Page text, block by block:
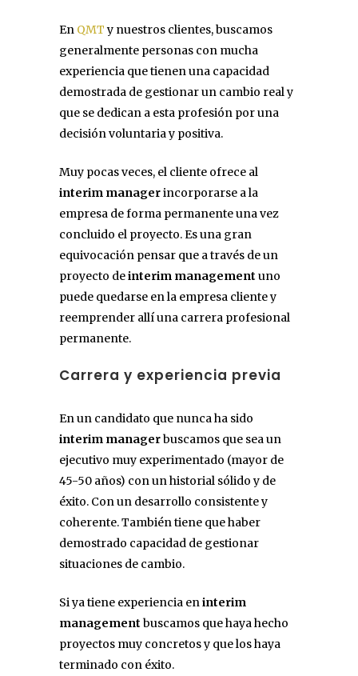
En QMTy nuestros clientes, buscamos
generalmente personas con mucha
experiencia que tienen una capacidad
demostrada de gestionar un cambio real y
que se dedican a esta profesión por una
decisión voluntaria y positiva.
Muy pocas veces, el cliente ofrece al
interim managerincorporarse a la
empresa de forma permanente una vez
concluido el proyecto. Es una gran
equivocación pensar que a través de un
proyecto deinterim management uno
puede quedarse en la empresa cliente y
reemprender allí una carrera profesional
permanente.
Carrera y experiencia previa
En un candidato que nunca ha sido
interim managerbuscamos que sea un
ejecutivo muy experimentado (mayor de
45-50 años) con un historial sólido y de
éxito. Con un desarrollo consistente y
coherente. También tiene que haber
demostrado capacidad de gestionar
situaciones de cambio.
Si ya tiene experiencia eninterim
management buscamos que haya hecho
proyectos muy concretos y que los haya
terminado con éxito.